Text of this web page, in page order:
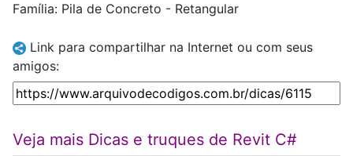
Família: Pila de Concreto - Retangular
Link para compartilhar na Internet ou com seus
amigos:
Veja mais Dicas e truques de Revit C#